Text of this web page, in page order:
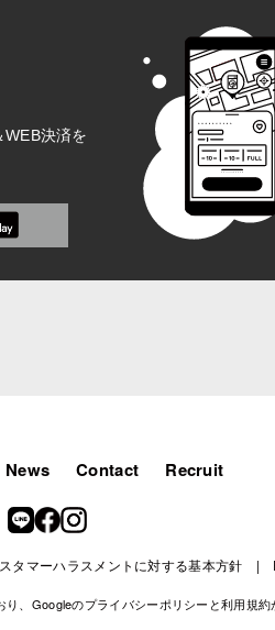
決済を
News Contact Recruit
タマーハラスメントに対する基本方針
り、Googleのプライバシーポリシー と利用規約